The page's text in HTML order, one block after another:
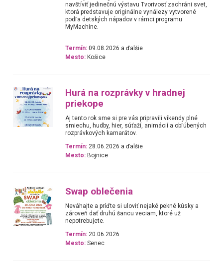
navštíviť jedinečnú výstavu Tvorivosť zachráni svet,
ktorá predstavuje originálne vynálezy vytvorené
podľa detských nápadov v rámci programu
MyMachine.
Termín: 09.08.2026 a ďalšie
Mesto: Košice
Hurá na rozprávky v hradnej
priekope
Aj tento rok sme si pre vás pripravili víkendy plné
smiechu, hudby, hier, súťaží, animácií a obľúbených
rozprávkových kamarátov.
Termín: 28.06.2026 a ďalšie
Mesto: Bojnice
Swap oblečenia
Neváhajte a príďte si uloviť nejaké pekné kúsky a
zároveň dať druhú šancu veciam, ktoré už
nepotrebujete.
Termín: 20.06.2026
Mesto: Senec